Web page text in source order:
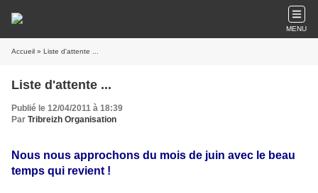
MENU
Accueil » Liste d'attente ...
Liste d'attente ...
Publié le 12/04/2011 à 18:39
Par Tribreizh Organisation
Nous nous approchons du mois de juin avec le beau
temps qui revient !